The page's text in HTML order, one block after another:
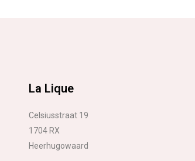
La Lique
Celsiusstraat 19
1704 RX
Heerhugowaard